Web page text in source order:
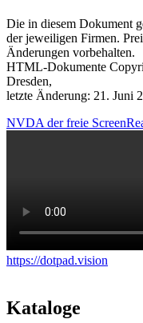
Die in diesem Dokument
der jeweiligen Firmen.
Änderungen vorbehalten.
HTML-Dokumente
Dresden,
letzte Änderung: 21. Juni
NVDA der freie
https://dotpad.vision
Kataloge